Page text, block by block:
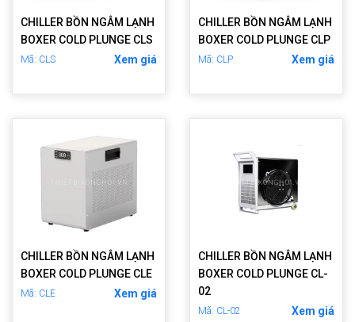
CHILLER BỒN NGÂM LẠNH
BOXER COLD PLUNGE CLS
Mã: CLS Xem giá
CHILLER BỒN NGÂM LẠNH
BOXER COLD PLUNGE CLP
Mã: CLP Xem giá
CHILLER BỒN NGÂM LẠNH
BOXER COLD PLUNGE CLE
Mã: CLE Xem giá
CHILLER BỒN NGÂM LẠNH
BOXER COLD PLUNGE CL-
02
Mã: CL-02 Xem giá